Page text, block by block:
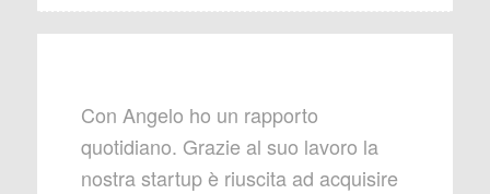
Con Angelo ho un rapporto
quotidiano. Grazie al suo lavoro la
nostra startup è riuscita ad acquisire